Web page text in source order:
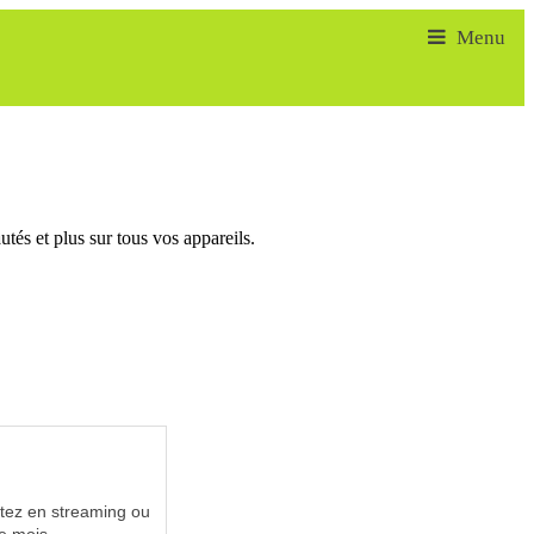
et plus sur tous vos appareils.
en streaming ou